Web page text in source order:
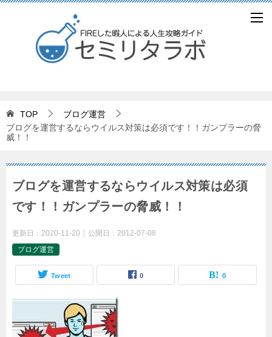
TOP
ブログ運営
ブログを運営するならウイルス対策は必須です！！ガンプラーの脅
威！！
ブログを運営するならウイルス対策は必須
です！！ガンプラーの脅威！！
更新日： 2020-11-20 公開日： 2012-07-08
ブログ運営
Tweet 0 0